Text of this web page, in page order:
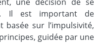
Il est important de
sur l’impulsivité,
guidée par une